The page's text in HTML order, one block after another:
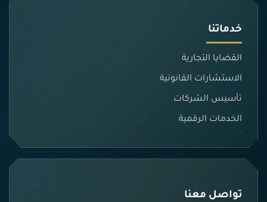
خدماتنا
القضايا التجارية
الاستشارات القانونية
تأسيس الشركات
الخدمات الرقمية
تواصل معنا